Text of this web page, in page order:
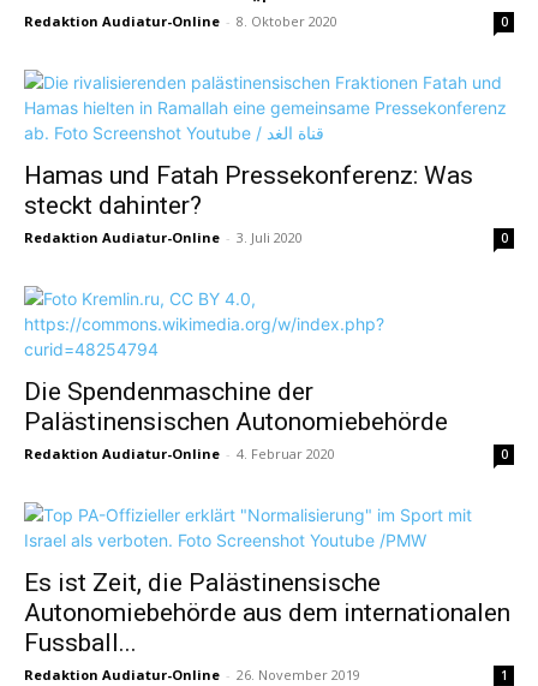
Redaktion Audiatur-Online - 8. Oktober 2020 0
Hamas und Fatah Pressekonferenz: Was
steckt dahinter?
Redaktion Audiatur-Online - 3. Juli 2020 0
Die Spendenmaschine der
Palästinensischen Autonomiebehörde
Redaktion Audiatur-Online - 4. Februar 2020 0
Es ist Zeit, die Palästinensische
Autonomiebehörde aus dem internationalen
Fussball...
Redaktion Audiatur-Online - 26. November 2019 1